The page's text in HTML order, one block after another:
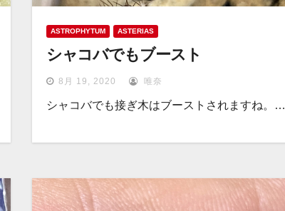
ASTROPHYTUM ASTERIAS
シャコバでもブースト
8月 19, 2020 唯奈
シャコバでも接ぎ木はブーストされますね。…